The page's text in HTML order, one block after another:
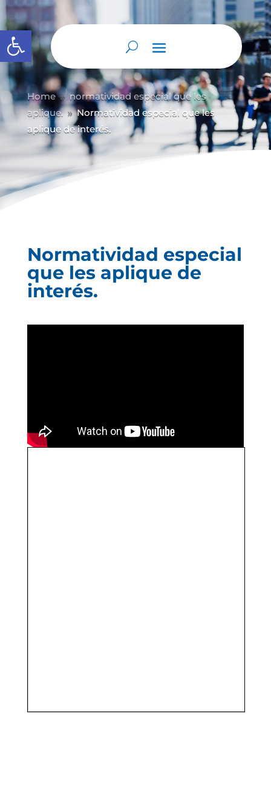
Abrir barra de herramientas
Home 9 normatividad especial que les
aplique. 9 Normatividad especial que les
aplique de interés.
Normatividad especial
que les aplique de
interés.